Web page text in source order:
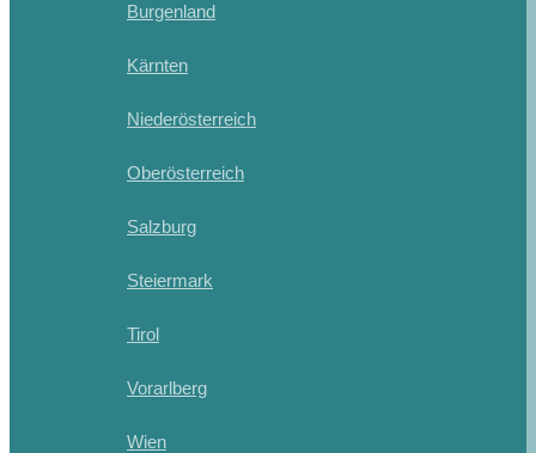
Burgenland
Kärnten
Niederösterreich
Oberösterreich
Salzburg
Steiermark
Tirol
Vorarlberg
Wien